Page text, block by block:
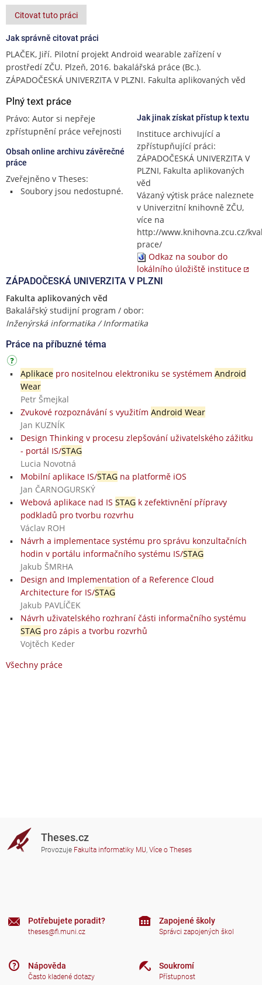
Citovat tuto práci
Jak správně citovat práci
PLAČEK, Jiří. Pilotní projekt Android wearable zařízení v
prostředí ZČU. Plzeň, 2016. bakalářská práce (Bc.).
ZÁPADOČESKÁ UNIVERZITA V PLZNI. Fakulta aplikovaných věd
Plný text práce
Právo: Autor si nepřeje
zpřístupnění práce veřejnosti
Obsah online archivu závěrečné
práce
Zveřejněno v Theses:
Soubory jsou nedostupné.
Jak jinak získat přístup k textu
Instituce archivující a
zpřístupňující práci:
ZÁPADOČESKÁ UNIVERZITA V
PLZNI, Fakulta aplikovaných
věd
Vázaný výtisk práce naleznete
v Univerzitní knihovně ZČU,
více na
http://www.knihovna.zcu.cz/
prace/
Odkaz na soubor do
lokálního úložiště instituce
ZÁPADOČESKÁ UNIVERZITA V PLZNI
Fakulta aplikovaných věd
Bakalářský studijní program / obor:
Inženýrská informatika / Informatika
Práce na příbuzné téma
Aplikacepro nositelnou elektroniku se systémem Android
Wear
Petr Šmejkal
Zvukové rozpoznávání s využitím Android Wear
Jan KUZNÍK
Design Thinking v procesu zlepšování uživatelského zážitku
- portál IS/STAG
Lucia Novotná
Mobilní aplikace IS/STAGna platformě iOS
Jan ČARNOGURSKÝ
Webová aplikace nad IS STAGk zefektivnění přípravy
podkladů pro tvorbu rozvrhu
Václav ROH
Návrh a implementace systému pro správu konzultačních
hodin v portálu informačního systému IS/STAG
Jakub ŠMRHA
Design and Implementation of a Reference Cloud
Architecture for IS/STAG
Jakub PAVLÍČEK
Návrh uživatelského rozhraní části informačního systému
STAGpro zápis a tvorbu rozvrhů
Vojtěch Keder
Všechny práce
Theses.cz
Provozuje Fakulta informatiky MU, Více o Theses
Potřebujete poradit?
theses@fi.muni.cz
Nápověda
Často kladené dotazy
Zapojené školy
Správci zapojených škol
Soukromí
Přístupnost